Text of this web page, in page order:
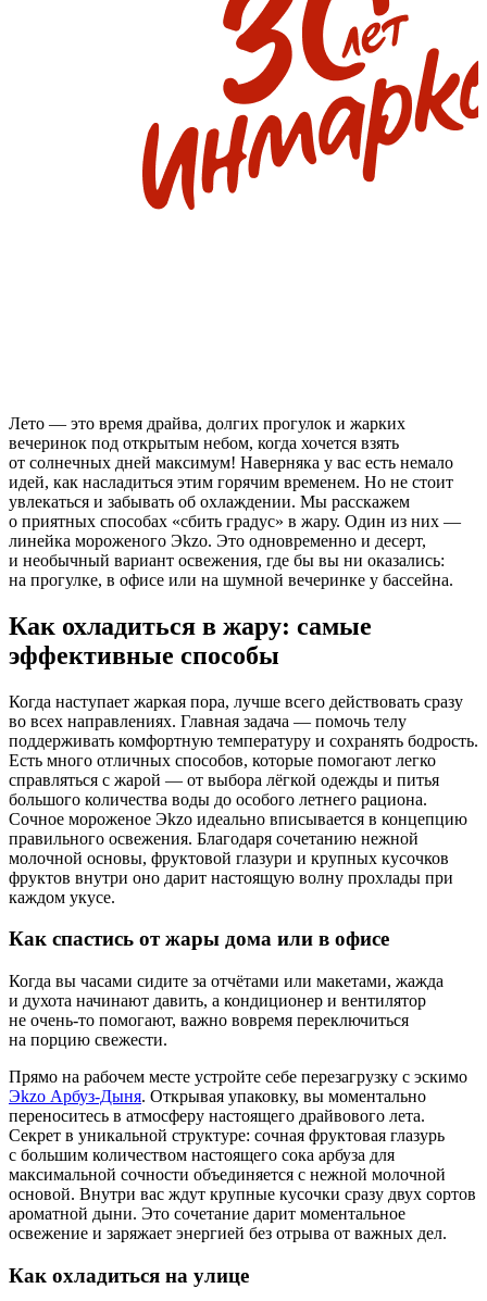
Лето — это время драйва, долгих прогулок и жарких
вечеринок под открытым небом, когда хочется взять
от солнечных дней максимум! Наверняка у вас есть немало
идей, как насладиться этим горячим временем. Но не стоит
увлекаться и забывать об охлаждении. Мы расскажем
о приятных способах «сбить градус» в жару. Один из них —
линейка мороженого Эkzo. Это одновременно и десерт,
и необычный вариант освежения, где бы вы ни оказались:
на прогулке, в офисе или на шумной вечеринке у бассейна.
Как охладиться в жару: самые
эффективные способы
Когда наступает жаркая пора, лучше всего действовать сразу
во всех направлениях. Главная задача — помочь телу
поддерживать комфортную температуру и сохранять бодрость.
Есть много отличных способов, которые помогают легко
справляться с жарой — от выбора лёгкой одежды и питья
большого количества воды до особого летнего рациона.
Сочное мороженое Эkzo идеально вписывается в концепцию
правильного освежения. Благодаря сочетанию нежной
молочной основы, фруктовой глазури и крупных кусочков
фруктов внутри оно дарит настоящую волну прохлады при
каждом укусе.
Как спастись от жары дома или в офисе
Когда вы часами сидите за отчётами или макетами, жажда
и духота начинают давить, а кондиционер и вентилятор
не очень-то помогают, важно вовремя переключиться
на порцию свежести.
Прямо на рабочем месте устройте себе перезагрузку с эскимо
Эkzo Арбуз-Дыня. Открывая упаковку, вы моментально
переноситесь в атмосферу настоящего драйвового лета.
Секрет в уникальной структуре: сочная фруктовая глазурь
с большим количеством настоящего сока арбуза для
максимальной сочности объединяется с нежной молочной
основой. Внутри вас ждут крупные кусочки сразу двух сортов
ароматной дыни. Это сочетание дарит моментальное
освежение и заряжает энергией без отрыва от важных дел.
Как охладиться на улице